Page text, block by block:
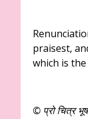
praisest,
which is
© प्रो चित्र